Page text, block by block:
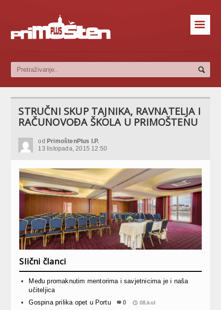
☰
STRUČNI SKUP TAJNIKA, RAVNATELJA I
RAČUNOVOĐA ŠKOLA U PRIMOŠTENU
od PrimoštenPlus I.P.
13 listopada, 2015 12:50
Slični članci
Među promaknutim mentorima i savjetnicima je i naša
učiteljica
Gospina prilika opet u Portu
0 08.kol